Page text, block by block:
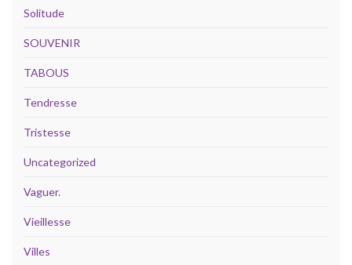
Solitude
SOUVENIR
TABOUS
Tendresse
Tristesse
Uncategorized
Vaguer.
Vieillesse
Villes